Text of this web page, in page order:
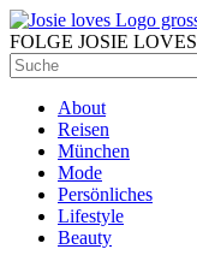
FOLGE JOSIE LOVES
About
Reisen
München
Mode
Persönliches
Lifestyle
Beauty